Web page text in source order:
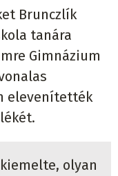
Brunczlík
tanára
Gimnázium
elevenítették
olyan